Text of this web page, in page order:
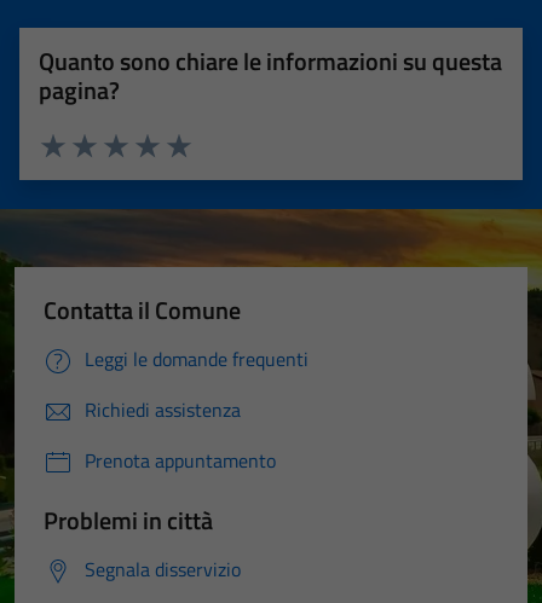
Quanto sono chiare le informazioni su questa
pagina?
Valuta 5 stelle su 5
Valuta 4 stelle su 5
Valuta 3 stelle su 5
Valuta 2 stelle su 5
Valuta 1 stelle su 5
Contatta il Comune
Leggi le domande frequenti
Richiedi assistenza
Prenota appuntamento
Problemi in città
Segnala disservizio